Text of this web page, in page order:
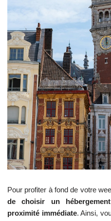
Pour profiter à fond de votre
de choisir un
proximité immédiate. Ainsi,